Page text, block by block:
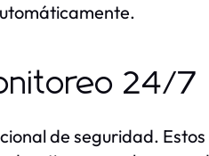
24/7
de seguridad. Estos